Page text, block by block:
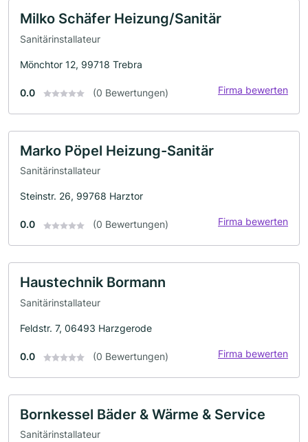
Milko Schäfer Heizung/Sanitär
Sanitärinstallateur
Mönchtor 12, 99718 Trebra
0.0 (0 Bewertungen) Firma bewerten
Marko Pöpel Heizung-Sanitär
Sanitärinstallateur
Steinstr. 26, 99768 Harztor
0.0 (0 Bewertungen) Firma bewerten
Haustechnik Bormann
Sanitärinstallateur
Feldstr. 7, 06493 Harzgerode
0.0 (0 Bewertungen) Firma bewerten
Bornkessel Bäder & Wärme & Service
Sanitärinstallateur